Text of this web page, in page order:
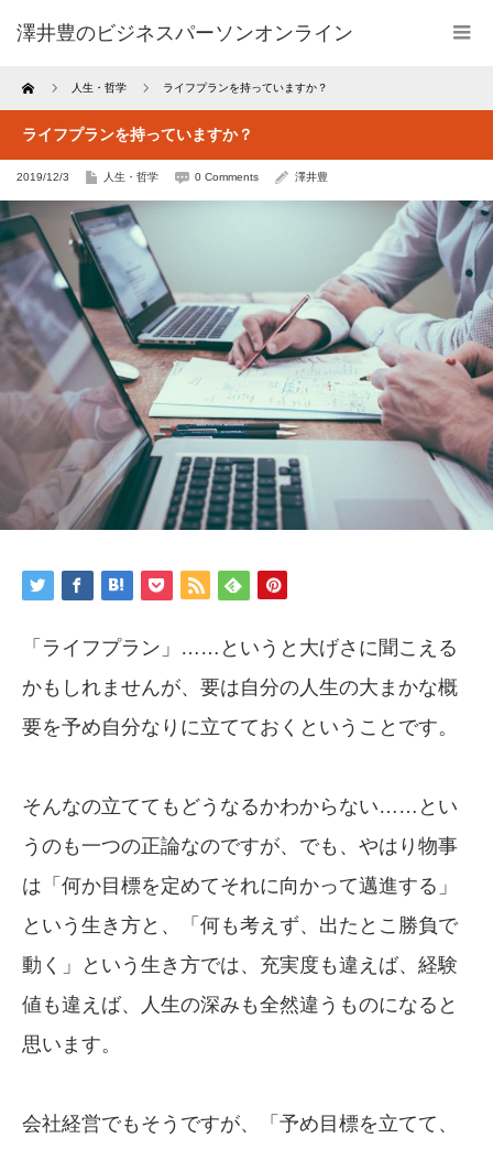
澤井豊のビジネスパーソンオンライン
Home 人生・哲学 ライフプランを持っていますか？
ライフプランを持っていますか？
2019/12/3 人生・哲学 0 Comments 澤井豊
「ライフプラン」……というと大げさに聞こえる
かもしれませんが、要は自分の人生の大まかな概
要を予め自分なりに立てておくということです。
そんなの立ててもどうなるかわからない……とい
うのも一つの正論なのですが、でも、やはり物事
は「何か目標を定めてそれに向かって邁進する」
という生き方と、「何も考えず、出たとこ勝負で
動く」という生き方では、充実度も違えば、経験
値も違えば、人生の深みも全然違うものになると
思います。
会社経営でもそうですが、「予め目標を立てて、